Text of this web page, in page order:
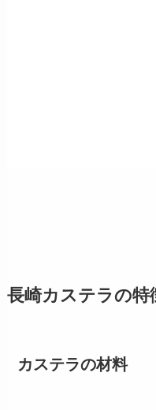
長崎カステラの特
カステラの材料